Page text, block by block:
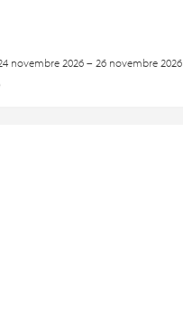
novembre 2026 – 26 novembre 2026